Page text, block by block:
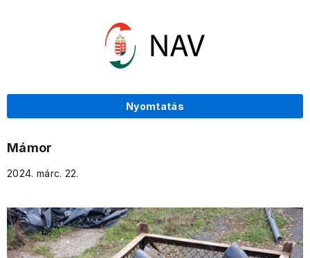
Nyomtatás
Mámor
2024. márc. 22.